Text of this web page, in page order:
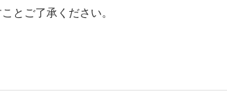
とご了承ください。